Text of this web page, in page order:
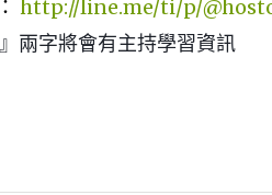
http://line.me/ti/p/
兩字將會有主持學習資訊